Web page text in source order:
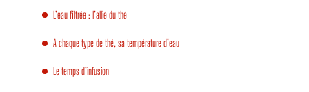
L’eau filtrée : l’allié du thé
À chaque type de thé, sa température d’eau
Le temps d’infusion